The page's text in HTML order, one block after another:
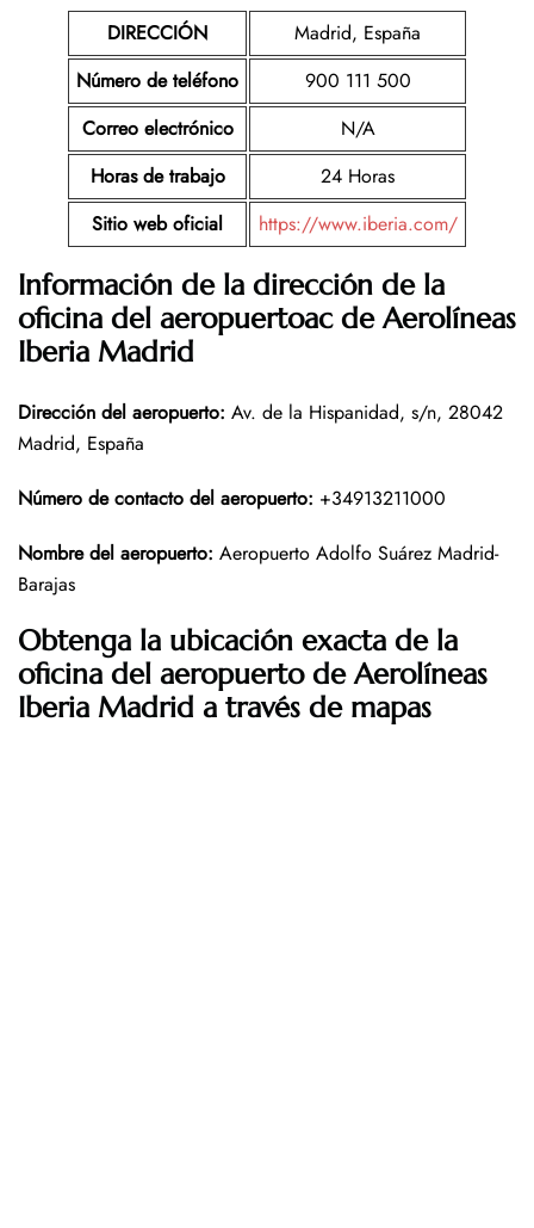
DIRECCIÓN
Madrid, España
Número de teléfono
900 111 500
Correo electrónico
N/A
Horas de trabajo
24 Horas
Sitio web oficial
https://www.iberia.com/
Información de la dirección de la
oficina del aeropuertoac de Aerolíneas
Iberia Madrid
Dirección del aeropuerto: Av. de la Hispanidad, s/n, 28042
Madrid, España
Número de contacto del aeropuerto: +34913211000
Nombre del aeropuerto: Aeropuerto Adolfo Suárez Madrid-
Barajas
Obtenga la ubicación exacta de la
oficina del aeropuerto de Aerolíneas
Iberia Madrid a través de mapas